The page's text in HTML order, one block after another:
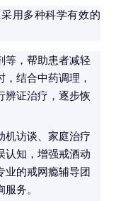
用多种科学有效的
等，帮助患者减轻
结合中药调理，
辨证治疗，逐步恢
机访谈、家庭治疗
认知，增强戒酒动
业的戒网瘾辅导团
务。